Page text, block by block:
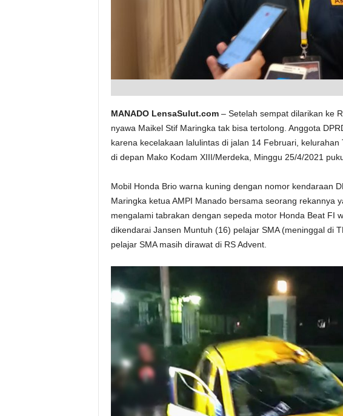
MANADO LensaSulut.com– Setelah sempat dilarikan ke
nyawa Maikel Stif Maringka tak bisa tertolong. Anggota
karena kecelakaan lalulintas di jalan 14 Februari, kelurahan
di depan Mako Kodam XIII/Merdeka, Minggu 25/4/2021
Mobil Honda Brio warna kuning dengan nomor kendaraan
Maringka ketua AMPI Manado bersama seorang rekannya
mengalami tabrakan dengan sepeda motor Honda Beat FI
dikendarai Jansen Muntuh (16) pelajar SMA (meninggal di
pelajar SMA masih dirawat di RS Advent.